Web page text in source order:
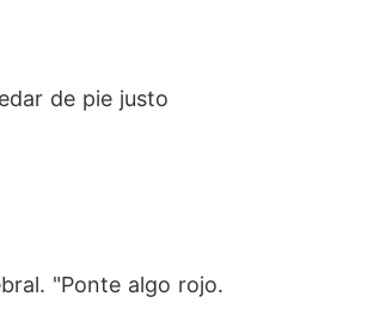
de pie justo
"Ponte algo rojo.